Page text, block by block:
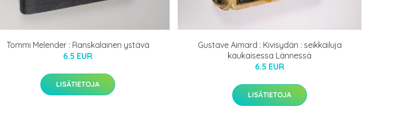
Tommi Melender : Ranskalainen ystävä
6.5 EUR
LISÄTIETOJA
Gustave Aimard : Kivisydän : seikkailuja
kaukaisessa Lännessä
6.5 EUR
LISÄTIETOJA